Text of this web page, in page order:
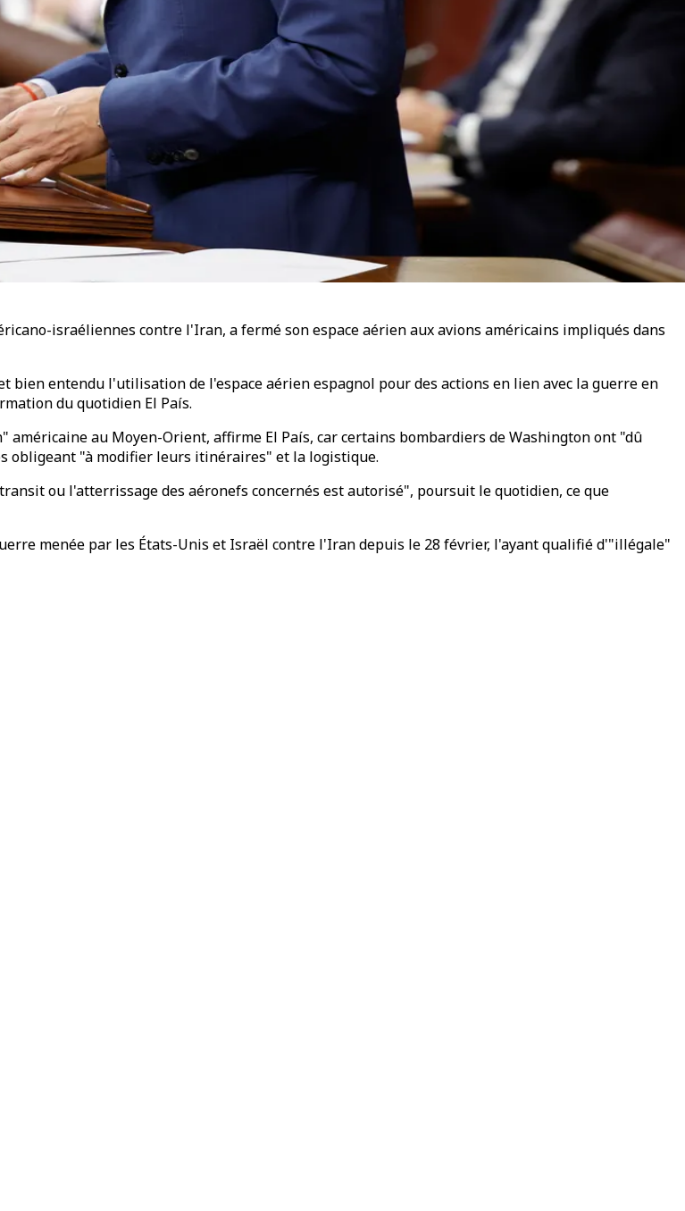
israéliennes contre l'Iran, a fermé son espace aérien aux avions américains impliqués dans
bien entendu l'utilisation de l'espace aérien espagnol pour des actions en lien avec la guerre en
du quotidien El País.
au Moyen-Orient, affirme El País, car certains bombardiers de Washington ont "dû
"à modifier leurs itinéraires" et la logistique.
ou l'atterrissage des aéronefs concernés est autorisé", poursuit le quotidien, ce que
menée par les États-Unis et Israël contre l'Iran depuis le 28 février, l'ayant qualifié d'"illégale"